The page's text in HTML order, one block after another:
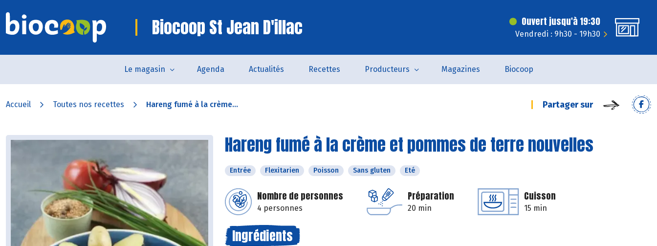
Biocoop St Jean D'illac Ouvert jusqu'à 19:30
Vendredi : 9h30 - 19h30
Le magasin Agenda Actualités Recettes Producteurs Magazines Biocoop
Accueil Toutes nos recettes Hareng fumé à la crème... Partager sur
Hareng fumé à la crème et pommes de terre nouvelles
Entrée Flexitarien Poisson Sans gluten Eté
Nombre de personnes
4 personnes
Préparation
20 min
Cuisson
15 min
Ingrédients